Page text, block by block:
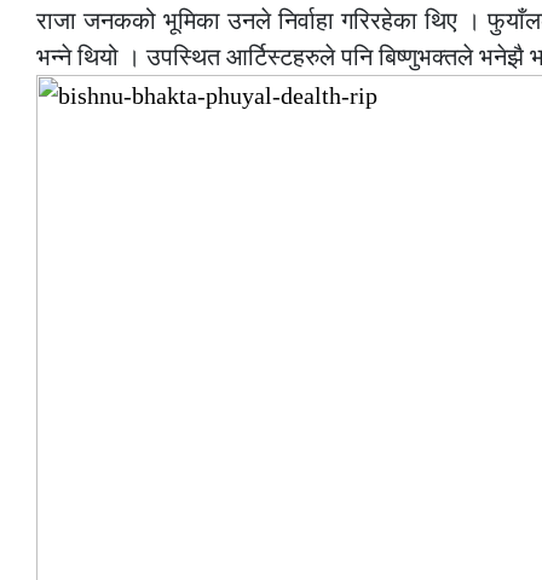
राजा जनकको भूमिका उनले निर्वाहा गरिरहेका थिए ।
भन्ने थियो । उपस्थित आर्टिस्टहरुले पनि बिष्णुभक्तले भनेझै